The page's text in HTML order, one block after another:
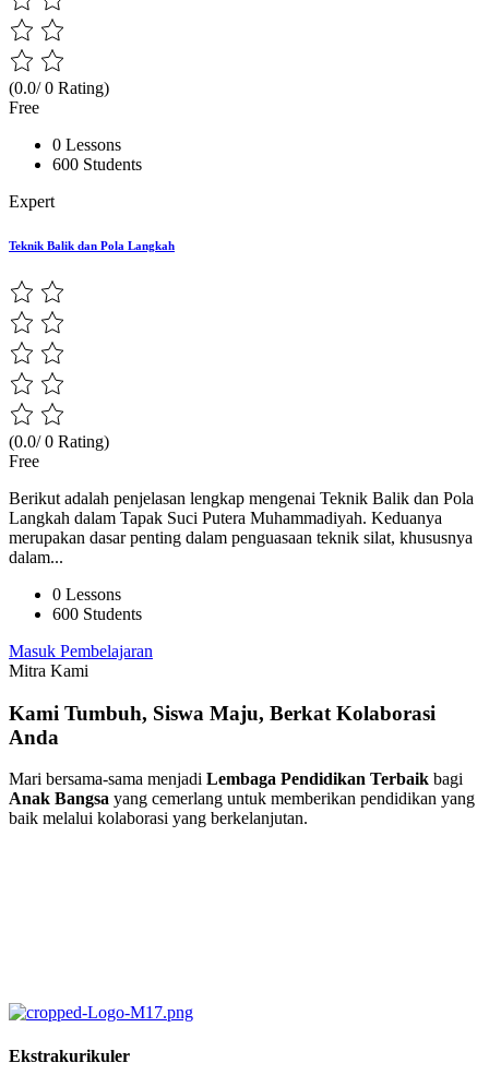
(0.0/ 0 Rating)
Free
0 Lessons
600 Students
Expert
Teknik Balik dan Pola Langkah
(0.0/ 0 Rating)
Free
Berikut adalah penjelasan lengkap mengenai Teknik Balik dan Pola
Langkah dalam Tapak Suci Putera Muhammadiyah. Keduanya
merupakan dasar penting dalam penguasaan teknik silat, khususnya
dalam...
0 Lessons
600 Students
Masuk Pembelajaran
Mitra Kami
Kami Tumbuh, Siswa Maju, Berkat Kolaborasi
Anda
Mari bersama-sama menjadi Lembaga Pendidikan Terbaik bagi
Anak Bangsa yang cemerlang untuk memberikan pendidikan yang
baik melalui kolaborasi yang berkelanjutan.
Ekstrakurikuler